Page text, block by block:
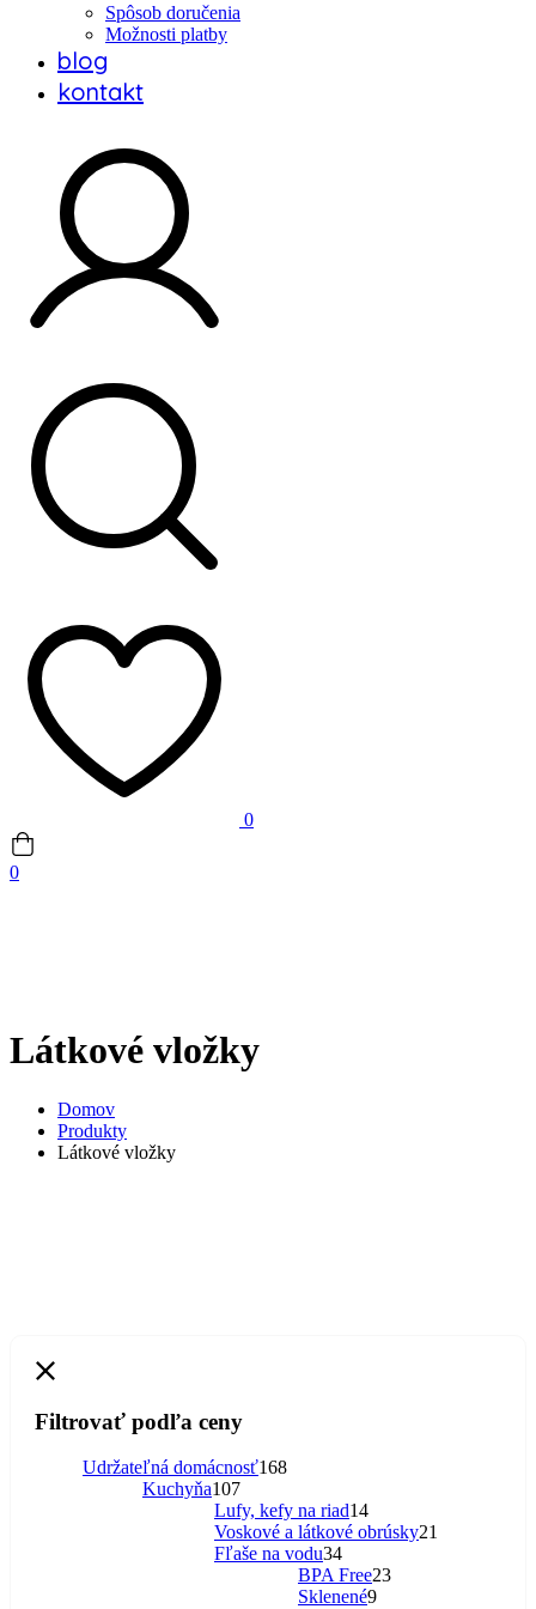
Spôsob doručenia
Možnosti platby
blog
kontakt
0
0
Látkové vložky
Domov
Produkty
Látkové vložky
Filtrovať podľa ceny
Udržateľná domácnosť168168
Kuchyňa107107
produktov
Lufy, kefy na riad1414
produktov
Voskové a látkové obrúsky21
Fľaše na vodu3434
produktov
BPA Free2323
Sklenené99